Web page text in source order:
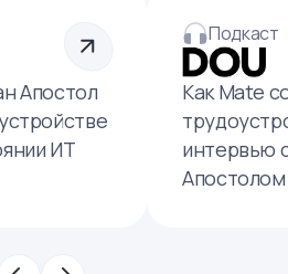
Апостол
ИТ
Подкаст
Как Mate
интервью
Апостолом